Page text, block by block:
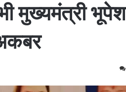
मुख्यमंत्री भूपेश